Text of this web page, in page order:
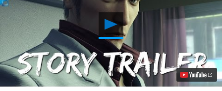
Reproduzir
Veja
Como
Tudo
Começou
em
Yakuza
Kiwami,